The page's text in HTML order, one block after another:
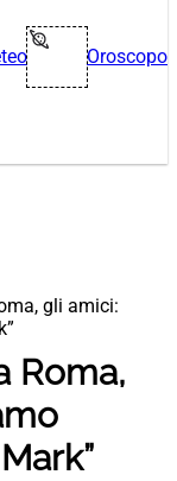
Oroscopo
gli amici:
Roma,